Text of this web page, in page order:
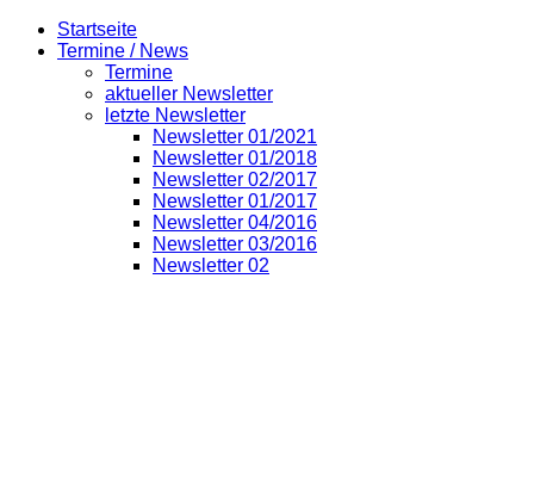
Startseite
Termine / News
Termine
aktueller Newsletter
letzte Newsletter
Newsletter 01/2021
Newsletter 01/2018
Newsletter 02/2017
Newsletter 01/2017
Newsletter 04/2016
Newsletter 03/2016
Newsletter 02